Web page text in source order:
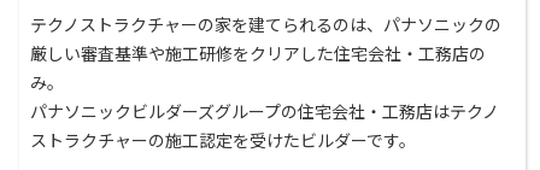
テクノストラクチャーの家を建てられるのは、パナソニックの
厳しい審査基準や施工研修をクリアした住宅会社・工務店の
み。
パナソニックビルダーズグループの住宅会社・工務店はテクノ
ストラクチャーの施工認定を受けたビルダーです。